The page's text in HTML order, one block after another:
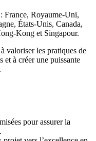
France, Royaume-Uni,
États-Unis, Canada,
Kong et Singapour.
valoriser les pratiques de
et à créer une puissante
pour assurer la